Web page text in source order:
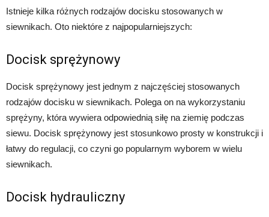
Istnieje kilka różnych rodzajów docisku stosowanych w
siewnikach. Oto niektóre z najpopularniejszych:
Docisk sprężynowy
Docisk sprężynowy jest jednym z najczęściej stosowanych
rodzajów docisku w siewnikach. Polega on na wykorzystaniu
sprężyny, która wywiera odpowiednią siłę na ziemię podczas
siewu. Docisk sprężynowy jest stosunkowo prosty w konstrukcji i
łatwy do regulacji, co czyni go popularnym wyborem w wielu
siewnikach.
Docisk hydrauliczny